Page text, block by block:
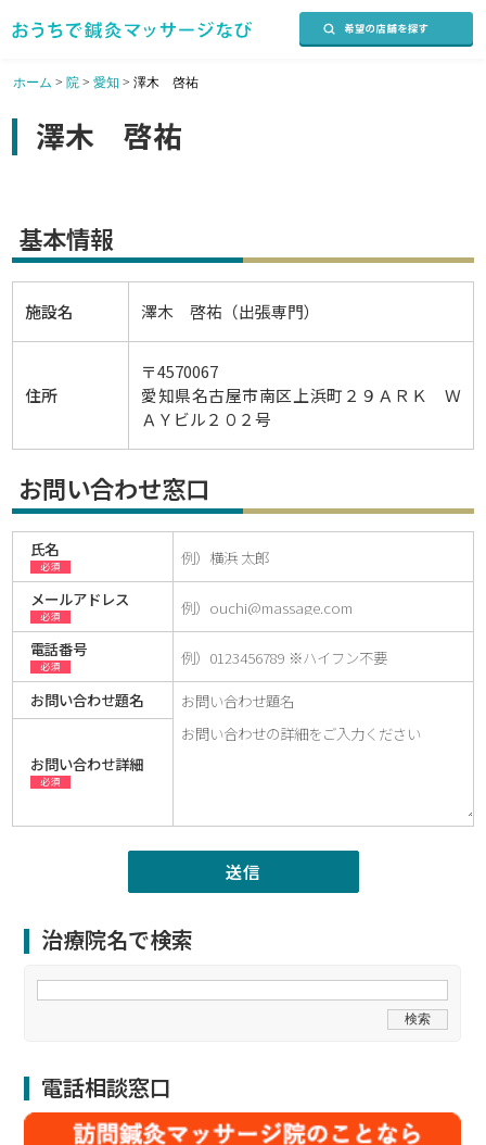
ホーム > 院> 愛知 > 澤木 啓祐
澤木 啓祐
基本情報
施設名 澤木 啓祐（出張専門）
住所
〒4570067
愛知県名古屋市南区上浜町２９ＡＲＫ Ｗ
ＡＹビル２０２号
お問い合わせ窓口
氏名
必須
メールアドレス
必須
電話番号
必須
お問い合わせ題名
お問い合わせ詳細
必須
治療院名で検索
電話相談窓口